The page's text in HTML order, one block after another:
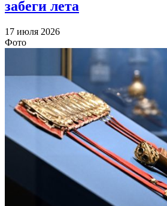
забеги лета
17 июля 2026
Фото